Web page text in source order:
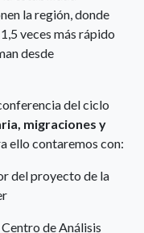
la región, donde
veces más rápido
desde
del ciclo
migraciones y
ello contaremos con:
del proyecto de la
de Análisis